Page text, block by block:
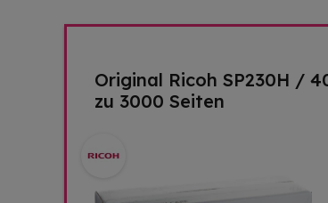
Original Ricoh SP230H /
zu 3000 Seiten